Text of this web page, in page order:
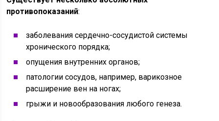
противопоказаний:
заболевания сердечно-сосудистой системы
хронического порядка;
опущения внутренних органов;
патологии сосудов, например, варикозное
расширение вен на ногах;
грыжи и новообразования любого генеза.